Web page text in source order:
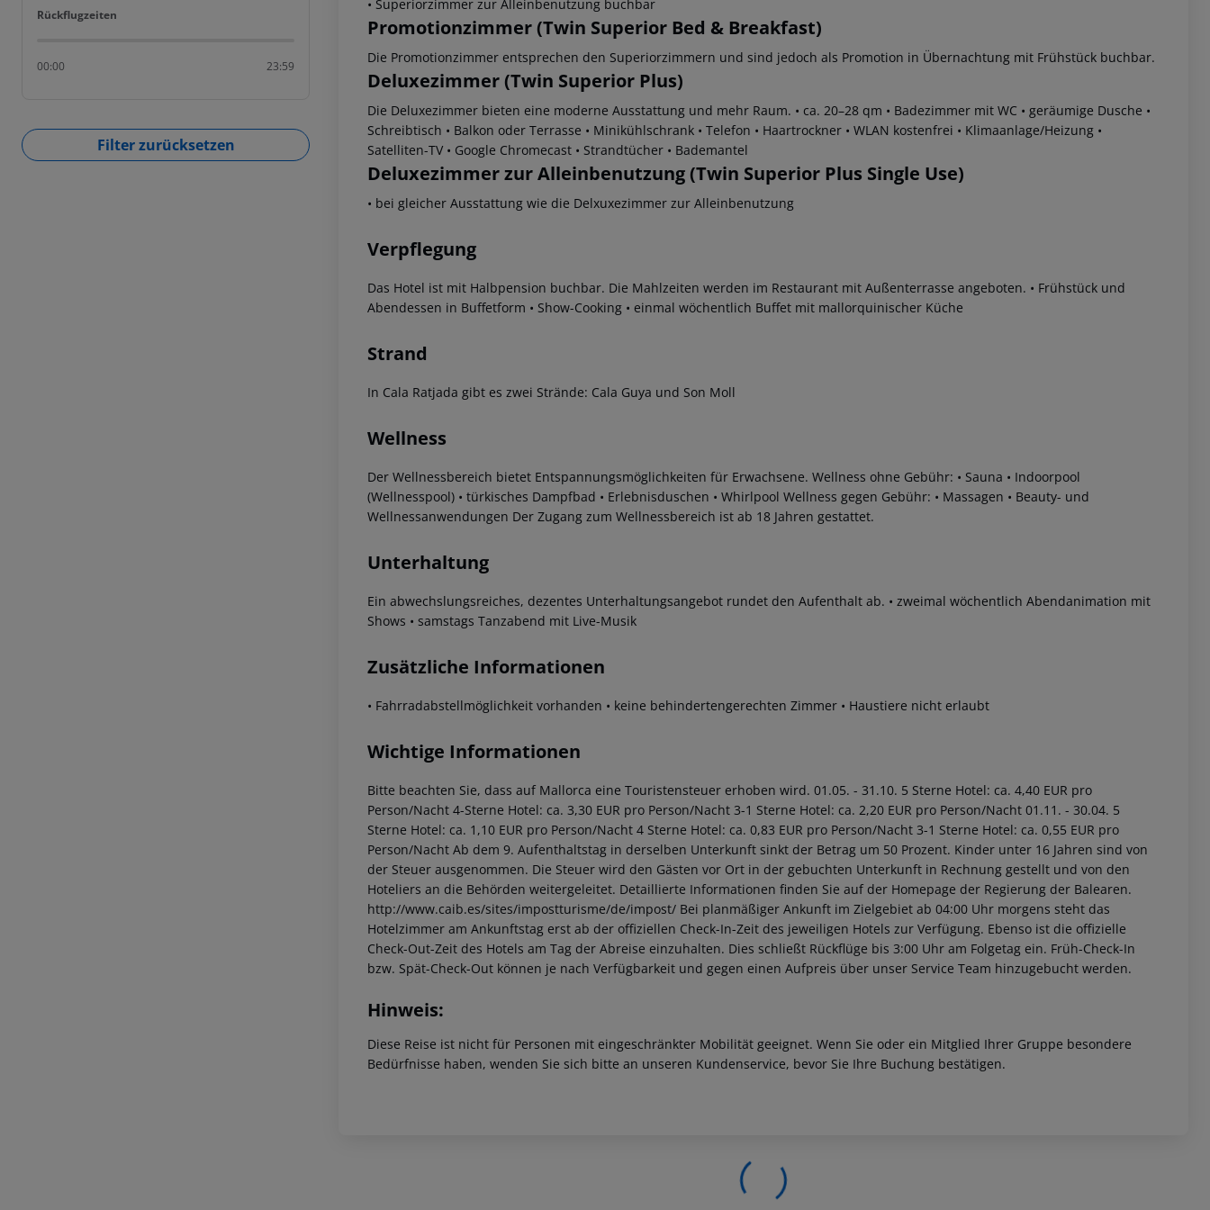
Rückflugzeiten
Rückflugzeiten
00:00 23:59
Filter zurücksetzen
• Superiorzimmer zur Alleinbenutzung buchbar
Promotionzimmer (Twin Superior Bed & Breakfast)
Die Promotionzimmer entsprechen den Superiorzimmern und sind jedoch als Promotion in Übernachtung mit Frühstück buchbar.
Deluxezimmer (Twin Superior Plus)
Die Deluxezimmer bieten eine moderne Ausstattung und mehr Raum. • ca. 20–28 qm • Badezimmer mit WC • geräumige Dusche •
Schreibtisch • Balkon oder Terrasse • Minikühlschrank • Telefon • Haartrockner • WLAN kostenfrei • Klimaanlage/Heizung •
Satelliten-TV • Google Chromecast • Strandtücher • Bademantel
Deluxezimmer zur Alleinbenutzung (Twin Superior Plus Single Use)
• bei gleicher Ausstattung wie die Delxuxezimmer zur Alleinbenutzung
Verpflegung
Das Hotel ist mit Halbpension buchbar. Die Mahlzeiten werden im Restaurant mit Außenterrasse angeboten. • Frühstück und
Abendessen in Buffetform • Show-Cooking • einmal wöchentlich Buffet mit mallorquinischer Küche
Strand
In Cala Ratjada gibt es zwei Strände: Cala Guya und Son Moll
Wellness
Der Wellnessbereich bietet Entspannungsmöglichkeiten für Erwachsene. Wellness ohne Gebühr: • Sauna • Indoorpool
(Wellnesspool) • türkisches Dampfbad • Erlebnisduschen • Whirlpool Wellness gegen Gebühr: • Massagen • Beauty- und
Wellnessanwendungen Der Zugang zum Wellnessbereich ist ab 18 Jahren gestattet.
Unterhaltung
Ein abwechslungsreiches, dezentes Unterhaltungsangebot rundet den Aufenthalt ab. • zweimal wöchentlich Abendanimation mit
Shows • samstags Tanzabend mit Live-Musik
Zusätzliche Informationen
• Fahrradabstellmöglichkeit vorhanden • keine behindertengerechten Zimmer • Haustiere nicht erlaubt
Wichtige Informationen
Bitte beachten Sie, dass auf Mallorca eine Touristensteuer erhoben wird. 01.05. - 31.10. 5 Sterne Hotel: ca. 4,40 EUR pro
Person/Nacht 4-Sterne Hotel: ca. 3,30 EUR pro Person/Nacht 3-1 Sterne Hotel: ca. 2,20 EUR pro Person/Nacht 01.11. - 30.04. 5
Sterne Hotel: ca. 1,10 EUR pro Person/Nacht 4 Sterne Hotel: ca. 0,83 EUR pro Person/Nacht 3-1 Sterne Hotel: ca. 0,55 EUR pro
Person/Nacht Ab dem 9. Aufenthaltstag in derselben Unterkunft sinkt der Betrag um 50 Prozent. Kinder unter 16 Jahren sind von
der Steuer ausgenommen. Die Steuer wird den Gästen vor Ort in der gebuchten Unterkunft in Rechnung gestellt und von den
Hoteliers an die Behörden weitergeleitet. Detaillierte Informationen finden Sie auf der Homepage der Regierung der Balearen.
http://www.caib.es/sites/impostturisme/de/impost/ Bei planmäßiger Ankunft im Zielgebiet ab 04:00 Uhr morgens steht das
Hotelzimmer am Ankunftstag erst ab der offiziellen Check-In-Zeit des jeweiligen Hotels zur Verfügung. Ebenso ist die offizielle
Check-Out-Zeit des Hotels am Tag der Abreise einzuhalten. Dies schließt Rückflüge bis 3:00 Uhr am Folgetag ein. Früh-Check-In
bzw. Spät-Check-Out können je nach Verfügbarkeit und gegen einen Aufpreis über unser Service Team hinzugebucht werden.
Hinweis:
Diese Reise ist nicht für Personen mit eingeschränkter Mobilität geeignet. Wenn Sie oder ein Mitglied Ihrer Gruppe besondere
Bedürfnisse haben, wenden Sie sich bitte an unseren Kundenservice, bevor Sie Ihre Buchung bestätigen.